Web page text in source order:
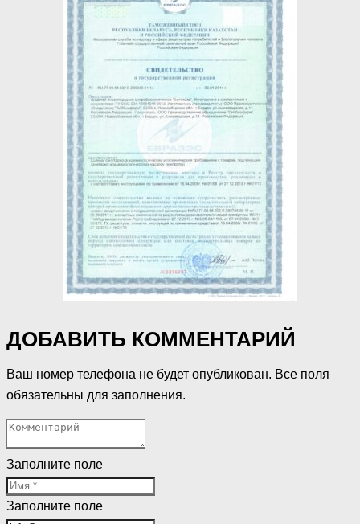
ДОБАВИТЬ КОММЕНТАРИЙ
Ваш номер телефона не будет опубликован. Все поля
обязательны для заполнения.
Заполните поле
Заполните поле